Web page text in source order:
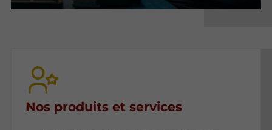
Nos produits et services